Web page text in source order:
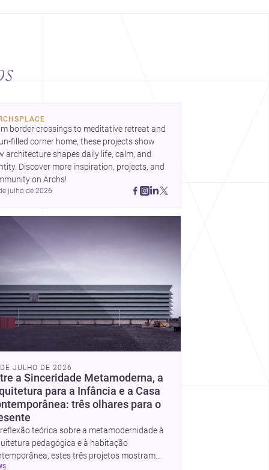
border crossings to meditative retreat and
filled corner home, these projects show
architecture shapes daily life, calm, and
Discover more inspiration, projects, and
on Archs!
julho de 2026
JULHO DE 2026
a Sinceridade Metamoderna, a
para a Infância e a Casa
três olhares para o
teórica sobre a metamodernidade à
pedagógica e à habitação
estes três projetos mostram